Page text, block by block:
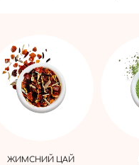
ЖИМСНИЙ ЦАЙ